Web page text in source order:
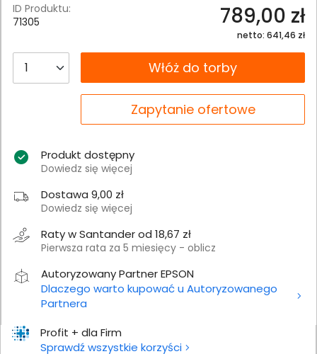
Profit + dla Firm
Sprawdź wszystkie korzyści
ID Produktu:
71305
789,00 zł
netto: 641,46 zł
__B2C.PRODUCT.QUANTITYWłóż do torby
Zapytanie ofertowe
Produkt dostępny
Dowiedz się więcej
Dostawa 9,00 zł
Dowiedz się więcej
Raty w Santander od 18,67 zł
Pierwsza rata za 5 miesięcy - oblicz
Autoryzowany Partner EPSON
Dlaczego warto kupować u Autoryzowanego
Partnera